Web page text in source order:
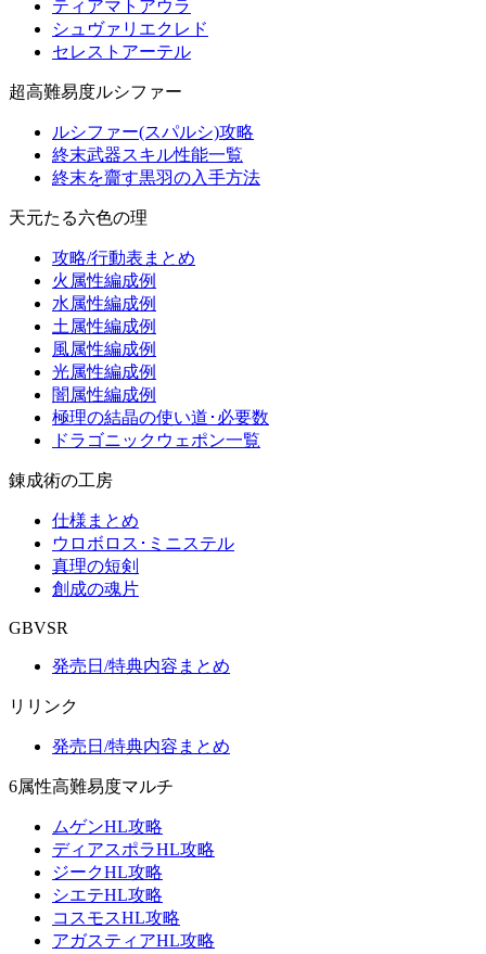
ティアマトアウラ
シュヴァリエクレド
セレストアーテル
超高難易度ルシファー
ルシファー(スパルシ)攻略
終末武器スキル性能一覧
終末を齎す黒羽の入手方法
天元たる六色の理
攻略/行動表まとめ
火属性編成例
水属性編成例
土属性編成例
風属性編成例
光属性編成例
闇属性編成例
極理の結晶の使い道･必要数
ドラゴニックウェポン一覧
錬成術の工房
仕様まとめ
ウロボロス･ミニステル
真理の短剣
創成の魂片
GBVSR
発売日/特典内容まとめ
リリンク
発売日/特典内容まとめ
6属性高難易度マルチ
ムゲンHL攻略
ディアスポラHL攻略
ジークHL攻略
シエテHL攻略
コスモスHL攻略
アガスティアHL攻略